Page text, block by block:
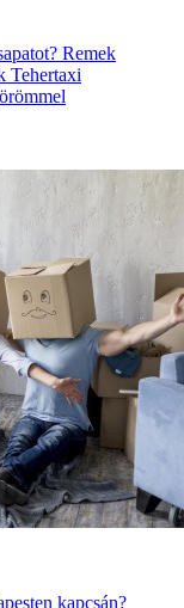
Remek
Tehertaxi
kapcsán?